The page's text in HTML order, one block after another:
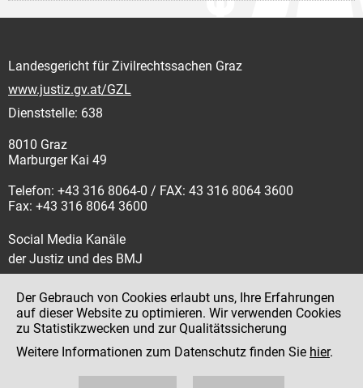
Landesgericht für Zivilrechtssachen Graz
www.justiz.gv.at/GZL
Dienststelle: 638
8010 Graz
Marburger Kai 49
Telefon: +43 316 8064-0 / FAX: 43 316 8064 3600
Fax: +43 316 8064 3600
Social Media Kanäle
der Justiz und des BMJ
Impressum
Datenschutz
Der Gebrauch von Cookies erlaubt uns, Ihre Erfahrungen
auf dieser Website zu optimieren. Wir verwenden Cookies
zu Statistikzwecken und zur Qualitätssicherung
Weitere Informationen zum Datenschutz finden Sie hier.